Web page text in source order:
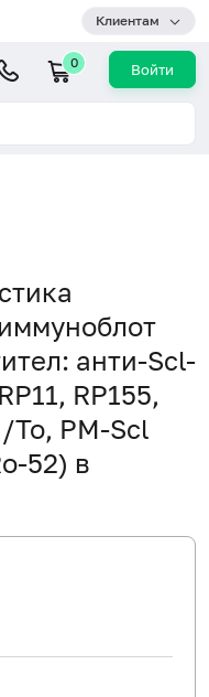
Клиентам
0 Войти
анти-Scl-
RP155,
PM-Scl
52) в